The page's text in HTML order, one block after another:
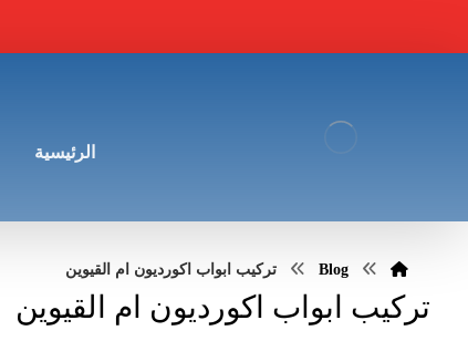
الرئيسية
Blog تركيب ابواب اكورديون ام القيوين
تركيب ابواب اكورديون ام القيوين